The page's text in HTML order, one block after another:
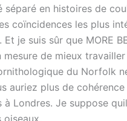
en histoires de
coïncidences les plus
je suis sûr que MORE
de mieux
du Norfolk
auriez plus de
Londres. Je suppose